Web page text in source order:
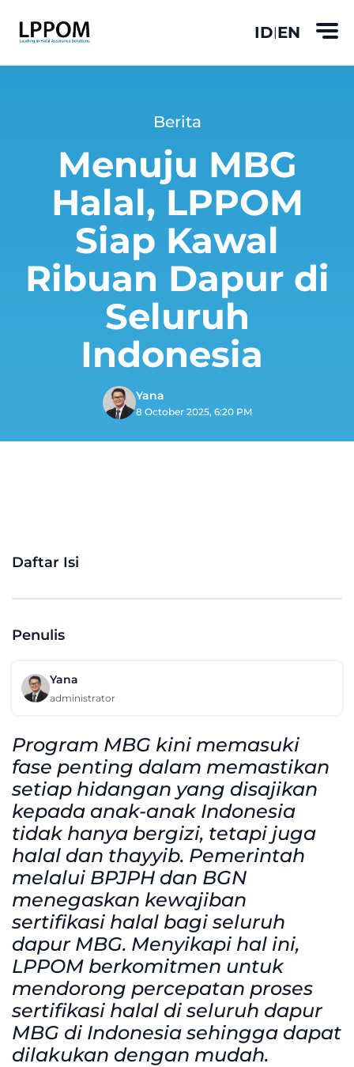
ID|EN
Berita
Menuju MBG
Halal, LPPOM
Siap Kawal
Ribuan Dapur di
Seluruh
Indonesia
Yana
8 October 2025, 6:20 PM
Daftar Isi
Penulis
Yana
administrator
Program MBG kini memasuki
fase penting dalam memastikan
setiap hidangan yang disajikan
kepada anak-anak Indonesia
tidak hanya bergizi, tetapi juga
halal dan thayyib. Pemerintah
melalui BPJPH dan BGN
menegaskan kewajiban
sertifikasi halal bagi seluruh
dapur MBG. Menyikapi hal ini,
LPPOM berkomitmen untuk
mendorong percepatan proses
sertifikasi halal di seluruh dapur
MBG di Indonesia sehingga dapat
dilakukan dengan mudah.